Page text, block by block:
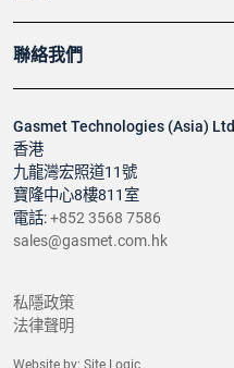
Gasmet Technologies (Asia) Ltd
香港
九龍灣宏照道11號
寶隆中心8樓811室
電話:+852 3568 7586
sales@gasmet.com.hk
聯絡我們
私隱政策
法律聲明
Website by: Site Logic